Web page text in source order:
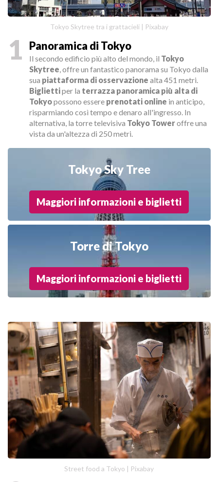
Tokyo Skytree tra i grattacieli | Pixabay
1 Panoramica di Tokyo
Il secondo edificio più alto del mondo, il Tokyo
Skytree, offre un fantastico panorama su Tokyo dalla
sua piattaforma di osservazione alta 451 metri.
Bigliettiper la terrazza panoramica più alta di
Tokyopossono essere prenotati online in anticipo,
risparmiando così tempo e denaro all'ingresso. In
alternativa, la torre televisiva Tokyo Toweroffre una
vista da un'altezza di 250 metri.
Tokyo Sky Tree
Maggiori informazioni e biglietti
Torre di Tokyo
Maggiori informazioni e biglietti
Street food a Tokyo | Pixabay